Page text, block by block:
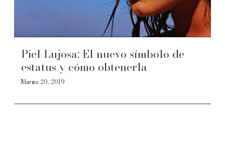
Piel Lujosa: El nuevo símbolo de
estatus y cómo obtenerla
Marzo 20, 2019